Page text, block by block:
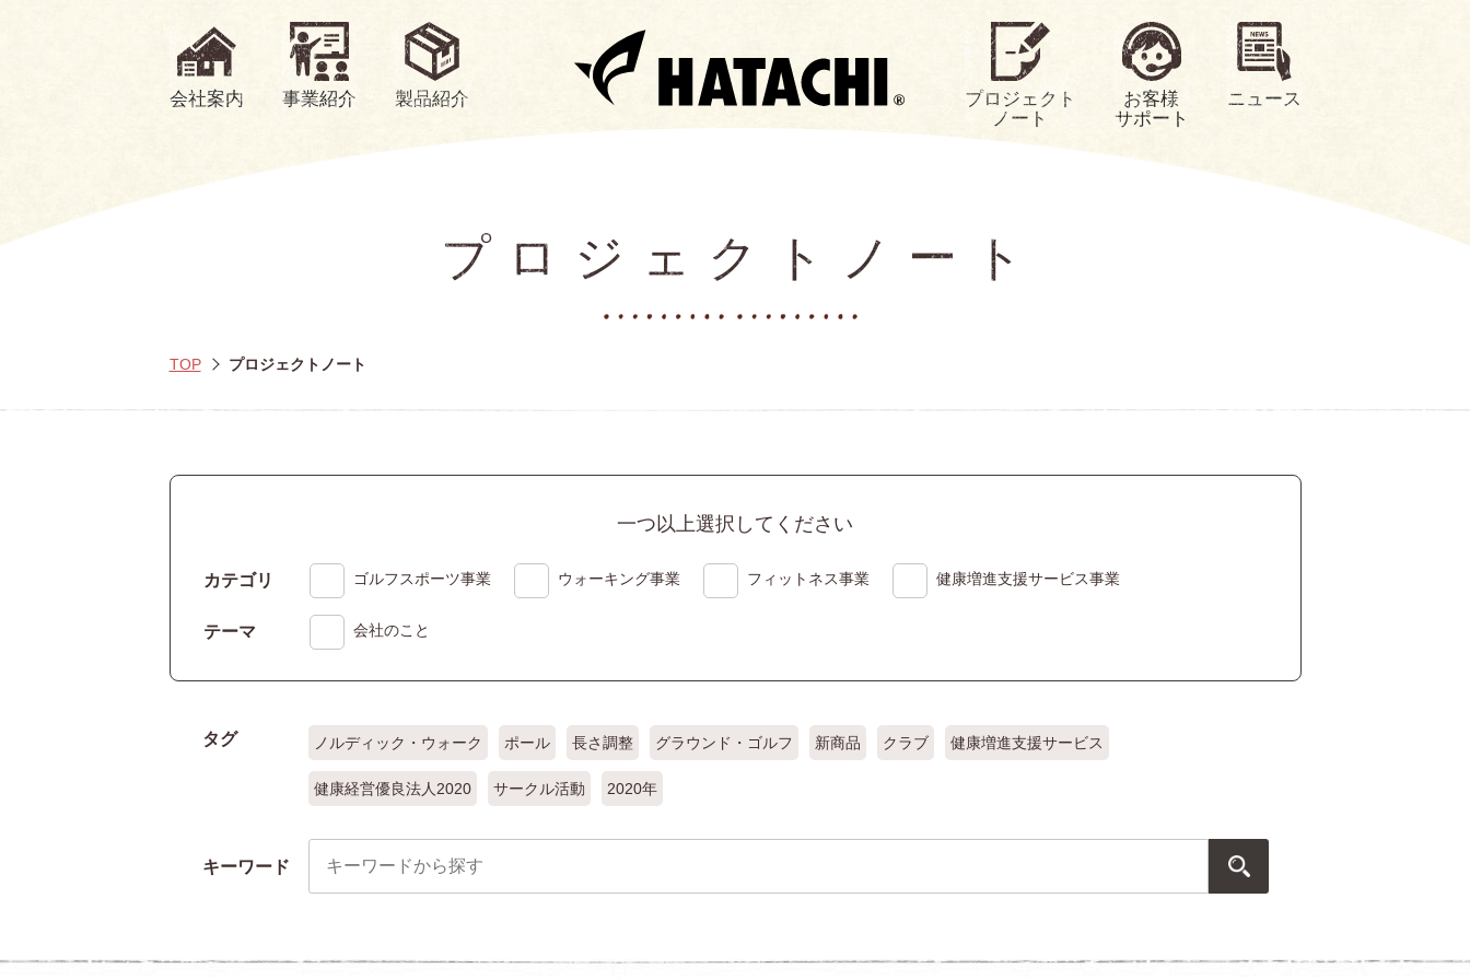
会社案内 事業紹介 製品紹介
プロジェクト
ノート
お客様
サポート
ニュース
プロジェクトノート
TOP プロジェクトノート
一つ以上選択してください
カテゴリ ゴルフスポーツ事業 ウォーキング事業 フィットネス事業 健康増進支援サービス事業
テーマ 会社のこと
タグ ノルディック・ウォーク ポール 長さ調整 グラウンド・ゴルフ 新商品 クラブ 健康増進支援サービス
健康経営優良法人2020 サークル活動 2020年
キーワード